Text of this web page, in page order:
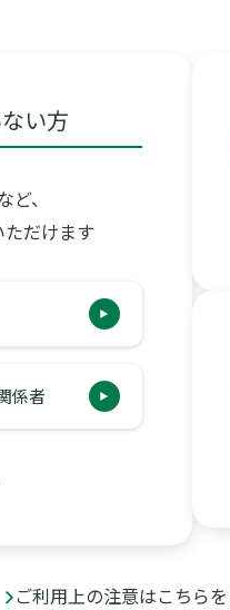
い方
、
だけます
係者
ご利用上の注意はこちら